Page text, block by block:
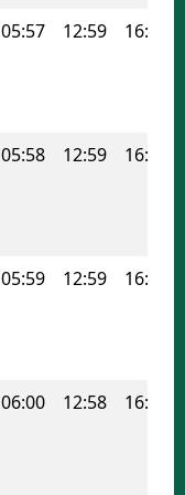
Kahramanmaraş
Muş
Sakarya
05:57 12:59 16:47
05:58 12:59 16:46
05:59 12:59 16:45
06:00 12:58 16:44